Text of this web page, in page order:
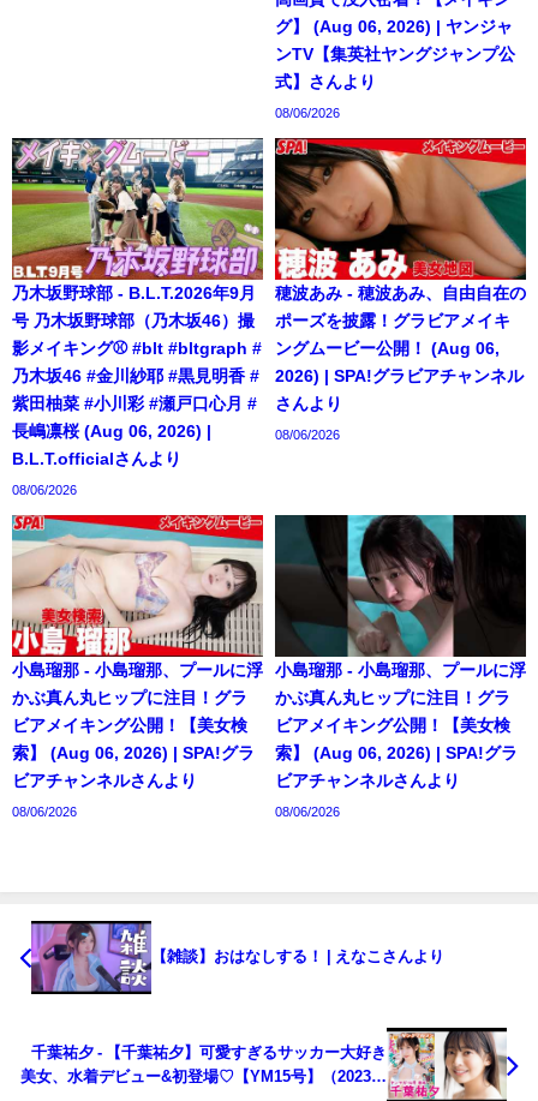
グ】 (Aug 06, 2026) | ヤンジャ
ンTV【集英社ヤングジャンプ公
式】さんより
08/06/2026
乃木坂野球部 - B.L.T.2026年9月
号 乃木坂野球部（乃木坂46）撮
影メイキング⚾️ #blt #bltgraph #
乃木坂46 #金川紗耶 #黒見明香 #
紫田柚菜 #小川彩 #瀬戸口心月 #
長嶋凛桜 (Aug 06, 2026) |
B.L.T.officialさんより
08/06/2026
穂波あみ - 穂波あみ、自由自在の
ポーズを披露！グラビアメイキ
ングムービー公開！ (Aug 06,
2026) | SPA!グラビアチャンネル
さんより
08/06/2026
小島瑠那 - 小島瑠那、プールに浮
かぶ真ん丸ヒップに注目！グラ
ビアメイキング公開！【美女検
索】 (Aug 06, 2026) | SPA!グラ
ビアチャンネルさんより
08/06/2026
小島瑠那 - 小島瑠那、プールに浮
かぶ真ん丸ヒップに注目！グラ
ビアメイキング公開！【美女検
索】 (Aug 06, 2026) | SPA!グラ
ビアチャンネルさんより
08/06/2026
【雑談】おはなしする！ | えなこさんより
千葉祐夕 - 【千葉祐夕】可愛すぎるサッカー大好き
美女、水着デビュー&初登場♡【YM15号】（2023年